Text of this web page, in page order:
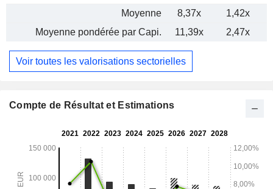
Moyenne
8,37x
1,42x
Moyenne pondérée par Capi.
11,39x 2,47x
Voir toutes les valorisations sectorielles
Compte de Résultat et Estimations